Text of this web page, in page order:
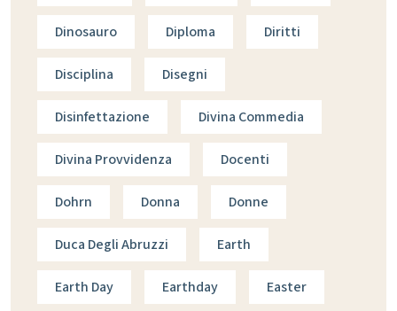
Dinosauro Diploma Diritti
Disciplina Disegni
Disinfettazione Divina Commedia
Divina Provvidenza Docenti
Dohrn Donna Donne
Duca Degli Abruzzi Earth
Earth Day Earthday Easter